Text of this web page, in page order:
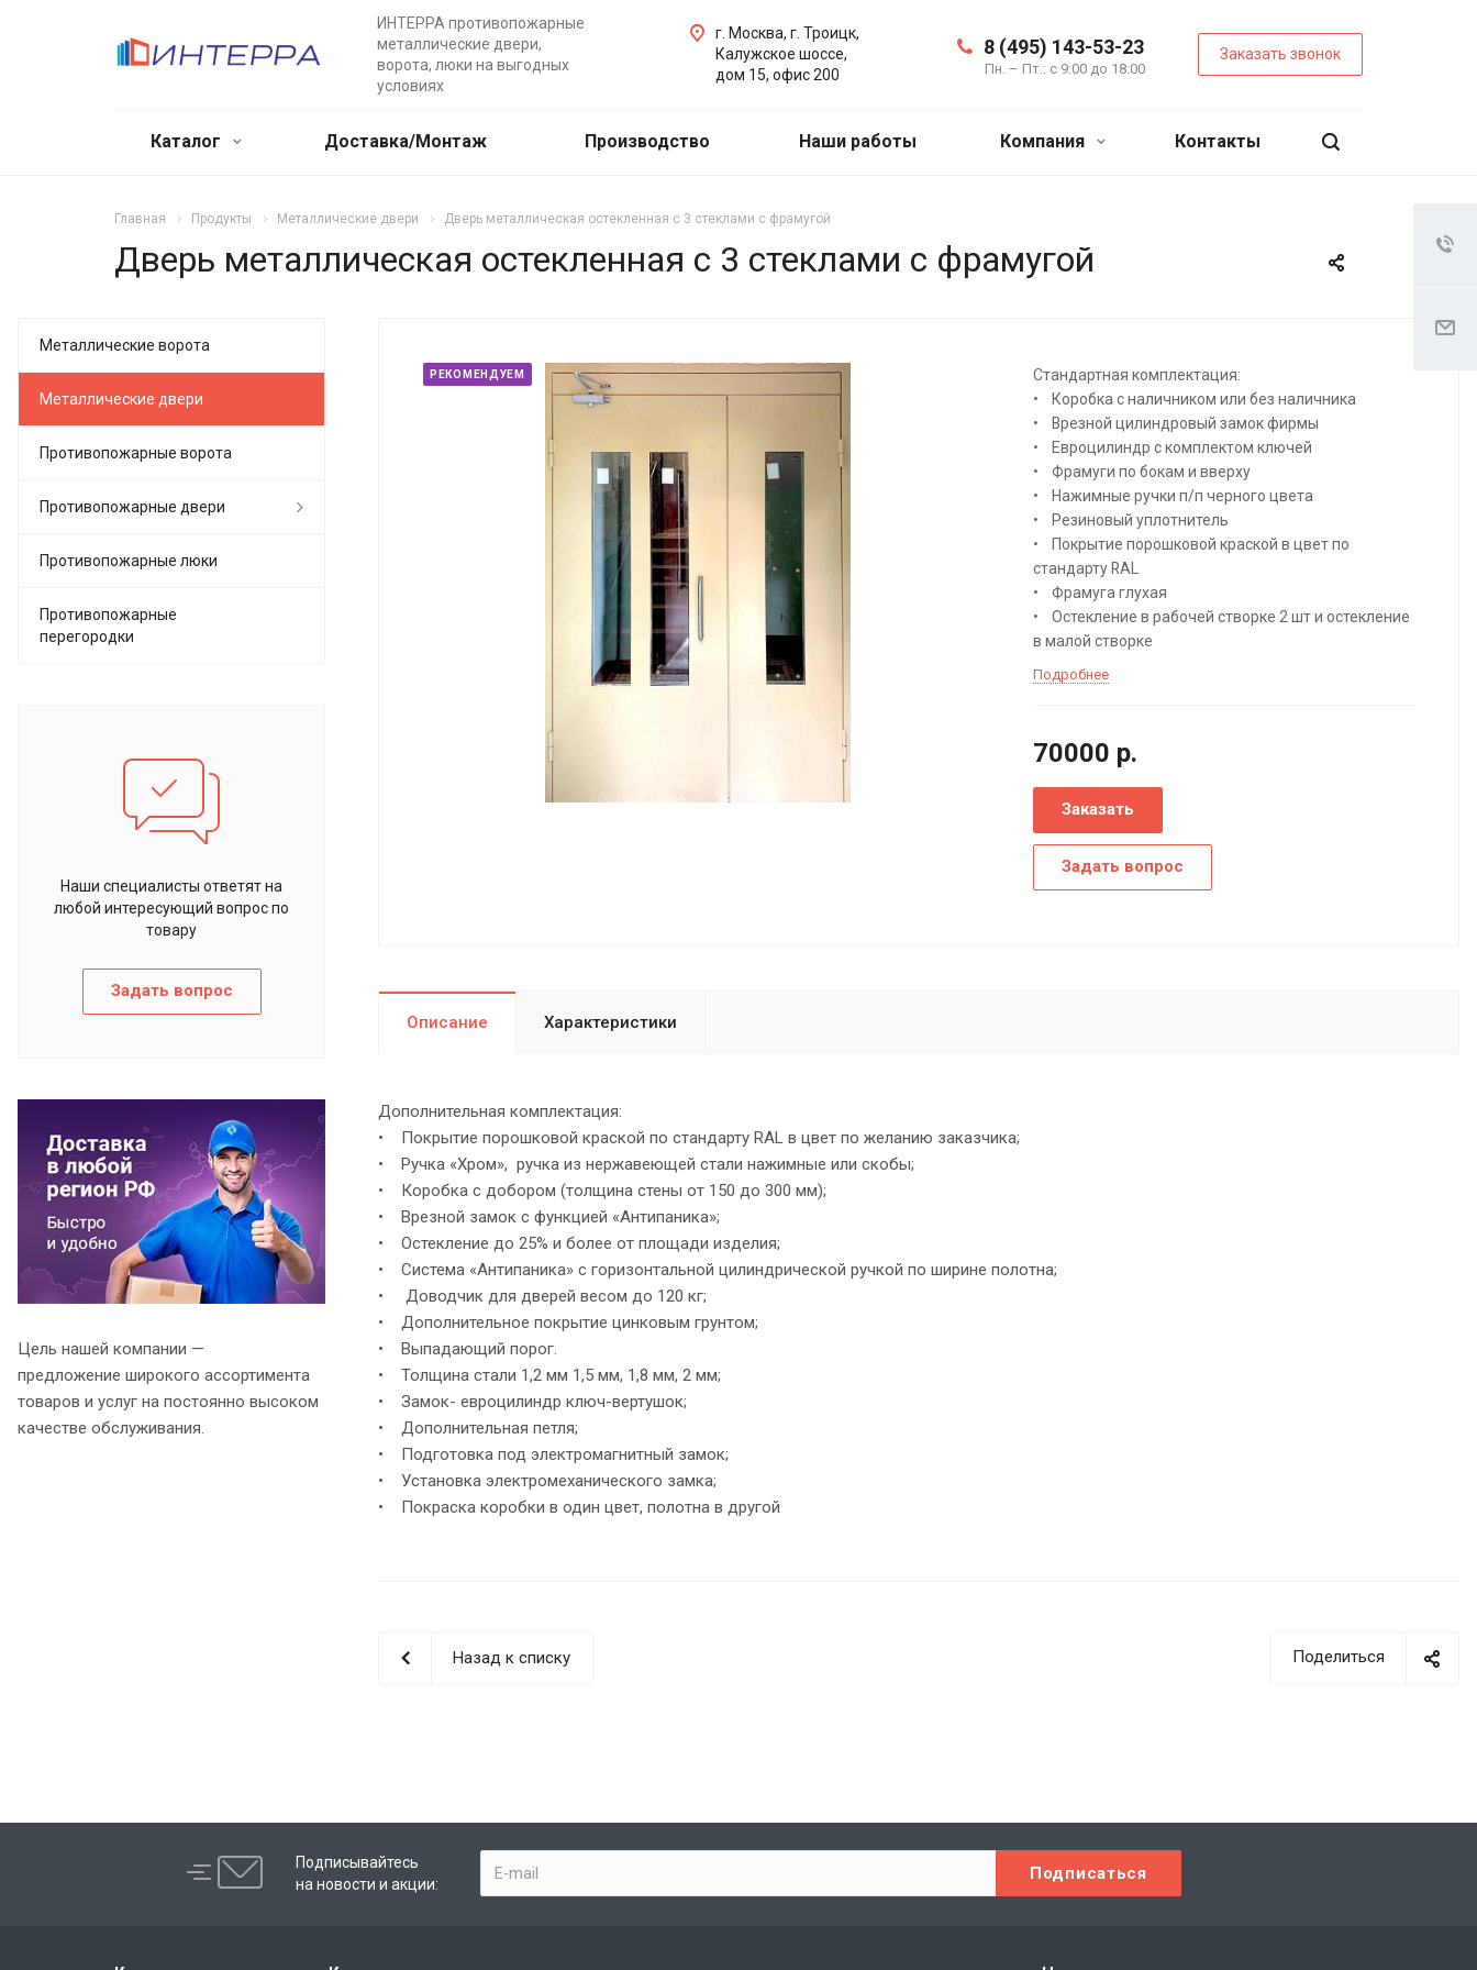
ИНТЕРРА противопожарные
металлические двери,
ворота, люки на выгодных
условиях
8 (495) 143-53-23
Пн. – Пт.: с 9:00 до 18:00
Заказать звонок
г. Москва, г. Троицк,
Калужское шоссе,
дом 15, офис 200
Каталог Доставка/Монтаж Производство Наши работы Компания Контакты
Главная Продукты Металлические двери Дверь металлическая остекленная с 3 стеклами с фрамугой
Дверь металлическая остекленная с 3 стеклами с фрамугой
РЕКОМЕНДУЕМ
Стандартная комплектация:
• Коробка с наличником или без наличника
• Врезной цилиндровый замок фирмы
• Евроцилиндр с комплектом ключей
• Фрамуги по бокам и вверху
• Нажимные ручки п/п черного цвета
• Резиновый уплотнитель
• Покрытие порошковой краской в цвет по
стандарту RAL
• Фрамуга глухая
• Остекление в рабочей створке 2 шт и остекление
в малой створке
Подробнее
70000 р.
Заказать
Задать вопрос
Описание Характеристики
Дополнительная комплектация:
• Покрытие порошковой краской по стандарту RAL в цвет по желанию заказчика;
• Ручка «Хром», ручка из нержавеющей стали нажимные или скобы;
• Коробка с добором (толщина стены от 150 до 300 мм);
• Врезной замок с функцией «Антипаника»;
• Остекление до 25% и более от площади изделия;
• Система «Антипаника» с горизонтальной цилиндрической ручкой по ширине полотна;
• Доводчик для дверей весом до 120 кг;
• Дополнительное покрытие цинковым грунтом;
• Выпадающий порог.
• Толщина стали 1,2 мм 1,5 мм, 1,8 мм, 2 мм;
• Замок- евроцилиндр ключ-вертушок;
• Дополнительная петля;
• Подготовка под электромагнитный замок;
• Установка электромеханического замка;
• Покраска коробки в один цвет, полотна в другой
Поделиться
Назад к списку
Металлические ворота
Металлические двери
Противопожарные ворота
Противопожарные двери
Противопожарные люки
Противопожарные
перегородки
Наши специалисты ответят на
любой интересующий вопрос по
товару
Задать вопрос
Цель нашей компании —
предложение широкого ассортимента
товаров и услуг на постоянно высоком
качестве обслуживания.
Подписывайтесь
на новости и акции: